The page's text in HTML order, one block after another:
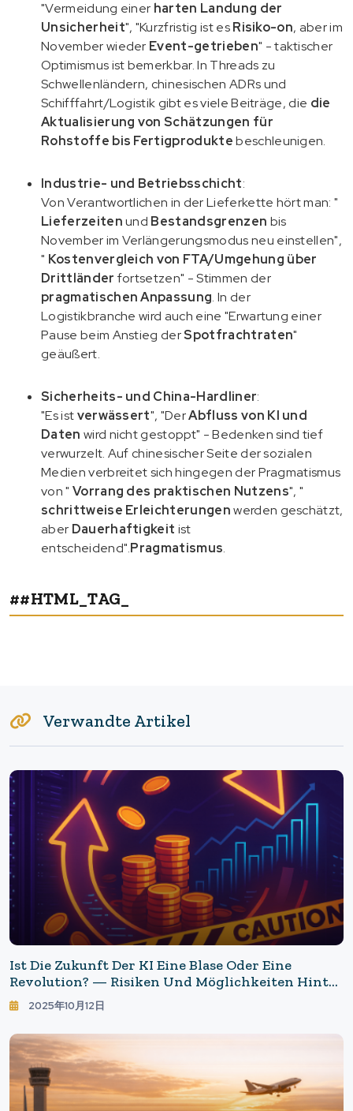
"Vermeidung einer harten Landung der
Unsicherheit", "Kurzfristig ist esRisiko-on, aber im
November wieder Event-getrieben" - taktischer
Optimismus ist bemerkbar. In Threads zu
Schwellenländern, chinesischen ADRs und
Schifffahrt/Logistik gibt es viele Beiträge, die die
Aktualisierung von Schätzungen für
Rohstoffe bis Fertigproduktebeschleunigen.
Industrie- und Betriebsschicht:
Von Verantwortlichen in der Lieferkette hört man: "
Lieferzeitenund Bestandsgrenzen bis
November im Verlängerungsmodus neu einstellen",
" Kostenvergleich von FTA/Umgehung über
Drittländer fortsetzen" - Stimmen der
pragmatischen Anpassung. In der
Logistikbranche wird auch eine "Erwartung einer
Pause beim Anstieg derSpotfrachtraten"
geäußert.
Sicherheits- und China-Hardliner:
"Es istverwässert", "DerAbfluss von KI und
Daten wird nicht gestoppt" - Bedenken sind tief
verwurzelt. Auf chinesischer Seite der sozialen
Medien verbreitet sich hingegen der Pragmatismus
von " Vorrang des praktischen Nutzens", "
schrittweise Erleichterungenwerden geschätzt,
aber Dauerhaftigkeit ist
entscheidend".Pragmatismus.
##HTML_TAG_
Verwandte Artikel
Ist Die Zukunft Der KI Eine Blase Oder Eine
Revolution? — Risiken Und Möglichkeiten Hinter
Den Enormen Investitionen
2025年10月12日